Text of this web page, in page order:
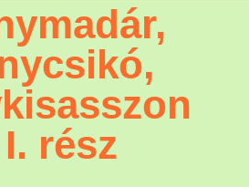
rész